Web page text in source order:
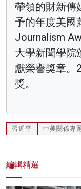
帶領的財新傳
予的年度美國
Journalism
大學新聞學院
獻榮譽獎章。
獎。
習近平 中美關係專
編輯精選